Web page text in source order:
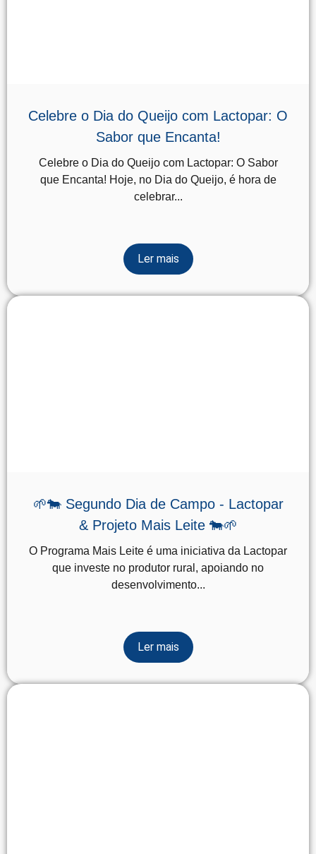
Celebre o Dia do Queijo com Lactopar: O
Sabor que Encanta!
Celebre o Dia do Queijo com Lactopar: O Sabor
que Encanta! Hoje, no Dia do Queijo, é hora de
celebrar...
Ler mais
🌱🐄 Segundo Dia de Campo - Lactopar
& Projeto Mais Leite 🐄🌱
O Programa Mais Leite é uma iniciativa da Lactopar
que investe no produtor rural, apoiando no
desenvolvimento...
Ler mais